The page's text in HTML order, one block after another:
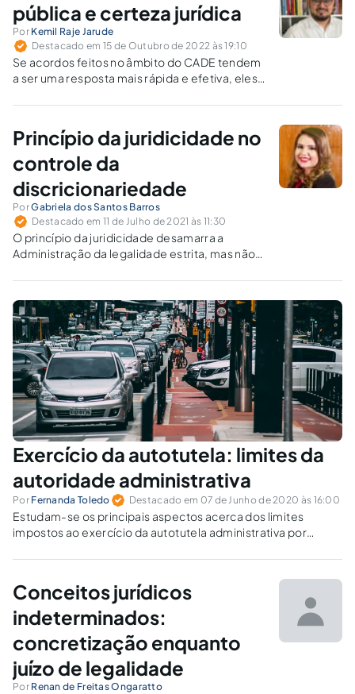
pública e certeza jurídica
Por Kemil Raje Jarude
Destacado em 15 de Outubro de 2022 às 19:10
Se acordos feitos no âmbito do CADE tendem
a ser uma resposta mais rápida e efetiva, eles
limites da legalidade.
Princípio da juridicidade no
controle da
discricionariedade
PorGabriela dos Santos Barros
Destacado em 11 de Julho de 2021 às 11:30
O princípio da juridicidade desamarra a
Administração da legalidade estrita, mas não
solapamento da discricionariedade
administrativa e da separação de poderes.
Exercício da autotutela: limites da
autoridade administrativa
Por Fernanda Toledo Destacado em 07 de Junho de 2020 às 16:00
Estudam-se os principais aspectos acerca dos limites
impostos ao exercício da autotutela administrativa por
ato, à luz de caso concreto.
Conceitos jurídicos
indeterminados:
concretização enquanto
juízo de legalidade
Por Renan de Freitas Ongaratto